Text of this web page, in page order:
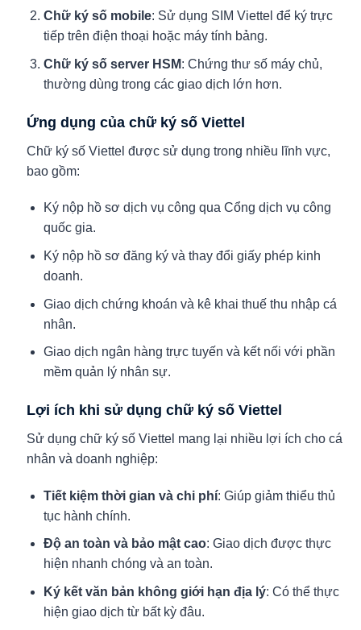
Chữ ký số mobile: Sử dụng SIM Viettel để ký trực
tiếp trên điện thoại hoặc máy tính bảng.
Chữ ký số server HSM: Chứng thư số máy chủ,
thường dùng trong các giao dịch lớn hơn.
Ứng dụng của chữ ký số Viettel
Chữ ký số Viettel được sử dụng trong nhiều lĩnh vực,
bao gồm:
Ký nộp hồ sơ dịch vụ công qua Cổng dịch vụ công
quốc gia.
Ký nộp hồ sơ đăng ký và thay đổi giấy phép kinh
doanh.
Giao dịch chứng khoán và kê khai thuế thu nhập cá
nhân.
Giao dịch ngân hàng trực tuyến và kết nối với phần
mềm quản lý nhân sự.
Lợi ích khi sử dụng chữ ký số Viettel
Sử dụng chữ ký số Viettel mang lại nhiều lợi ích cho cá
nhân và doanh nghiệp:
Tiết kiệm thời gian và chi phí: Giúp giảm thiểu thủ
tục hành chính.
Độ an toàn và bảo mật cao: Giao dịch được thực
hiện nhanh chóng và an toàn.
Ký kết văn bản không giới hạn địa lý: Có thể thực
hiện giao dịch từ bất kỳ đâu.